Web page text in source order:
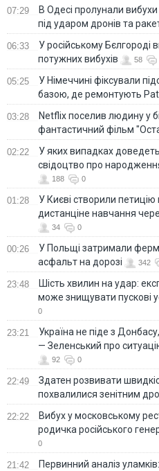
07:29
В Одесі пролунали вибухи
під ударом дронів та
06:33
У російському Бєлгороді
потужних вибухів
58
05:25
У Німеччині фіксували
базою, де ремонтують
03:28
Netflix поселив людину у
фантастичний фільм
02:22
У яких випадках
свідоцтво про
188 0
01:28
У Києві створили
дистанціне навчання
34 0
00:26
У Польщі затримали
асфальт на дорозі
342
23:48
Шість хвилин на удар:
може знищувати пускові
0
23:21
Україна не піде з
— Зеленський про
92 0
22:49
Здатен розвивати
похвалилися зенітним
22:22
Вибух у московському
родичка російського
0
21:42
Первинний аналіз